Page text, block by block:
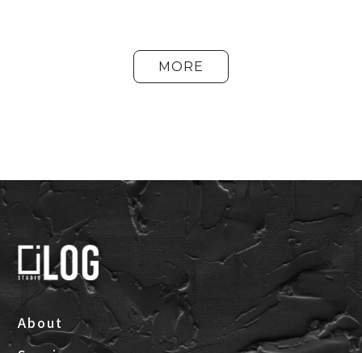
MORE
About